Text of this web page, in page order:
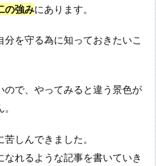
の強みにあります。
を守る為に知っておきたいこ
ので、やってみると違う景色が
しんできました。
れるような記事を書いていき